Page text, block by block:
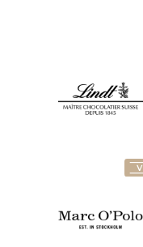
Marc O
´Polo
Mustang